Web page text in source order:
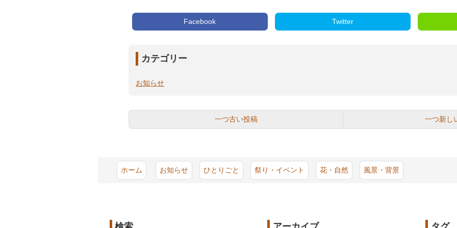
Facebook Twitter
カテゴリー
お知らせ
一つ古い投稿 一つ新し
ホーム お知らせ ひとりごと 祭り・イベント 花・自然 風景・背景